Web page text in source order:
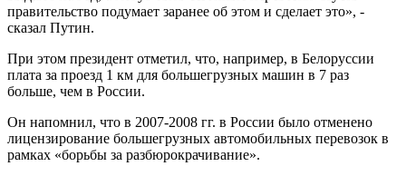
правительство подумает заранее об этом и сделает это», -
сказал Путин.
При этом президент отметил, что, например, в Белоруссии
плата за проезд 1 км для большегрузных машин в 7 раз
больше, чем в России.
Он напомнил, что в 2007-2008 гг. в России было отменено
лицензирование большегрузных автомобильных перевозок в
рамках «борьбы за разбюрокрачивание».